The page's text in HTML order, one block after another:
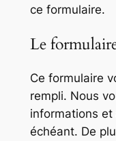
ce formulaire.
Le
Ce formulaire
rempli. Nous
informations
échéant. De